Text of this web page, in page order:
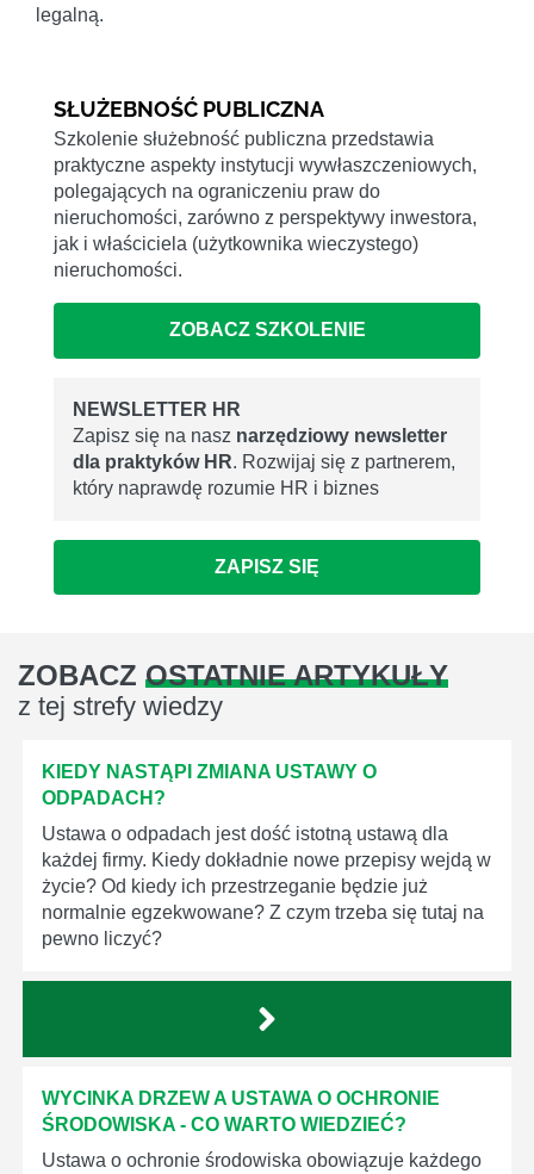
legalną.
SŁUŻEBNOŚĆ PUBLICZNA
Szkolenie służebność publiczna przedstawia
praktyczne aspekty instytucji wywłaszczeniowych,
polegających na ograniczeniu praw do
nieruchomości, zarówno z perspektywy inwestora,
jak i właściciela (użytkownika wieczystego)
nieruchomości.
ZOBACZ SZKOLENIE
NEWSLETTER HR
Zapisz się na nasz narzędziowy newsletter
dla praktyków HR. Rozwijaj się z partnerem,
który naprawdę rozumie HR i biznes
ZAPISZ SIĘ
ZOBACZ OSTATNIE ARTYKUŁY
z tej strefy wiedzy
KIEDY NASTĄPI ZMIANA USTAWY O
ODPADACH?
Ustawa o odpadach jest dość istotną ustawą dla
każdej firmy. Kiedy dokładnie nowe przepisy wejdą w
życie? Od kiedy ich przestrzeganie będzie już
normalnie egzekwowane? Z czym trzeba się tutaj na
pewno liczyć?
WYCINKA DRZEW A USTAWA O OCHRONIE
ŚRODOWISKA - CO WARTO WIEDZIEĆ?
Ustawa o ochronie środowiska obowiązuje każdego